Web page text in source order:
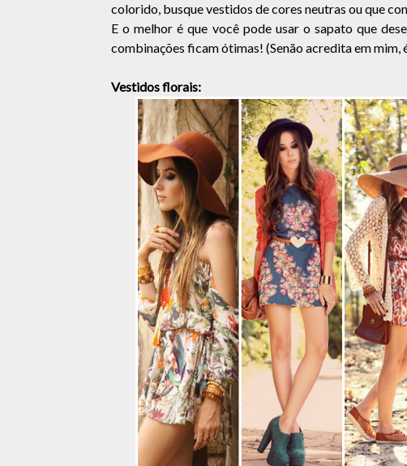
colorido, busque vestidos de cores neutras ou que
E o melhor é que você pode usar o sapato que
combinações ficam ótimas! (Senão acredita em mim,
Vestidos florais: